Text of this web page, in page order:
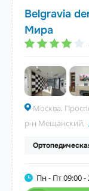
Belgravia
Мира
Москва,
р-н Мещанский,
Пн - Пт 09:00 -